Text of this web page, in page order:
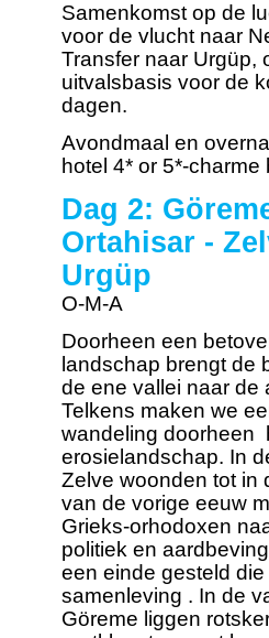
Samenkomst op de
voor de vlucht naar
Transfer naar Urgüp,
uitvalsbasis voor de
dagen.
Avondmaal en
hotel 4* or 5*-charme
Dag 2:
Ortahisar -
Urgüp
O-M-A
Doorheen een
landschap brengt de
de ene vallei naar de
Telkens maken we
wandeling doorheen
erosielandschap. In
Zelve woonden tot in
van de vorige eeuw
Grieks-orhodoxen
politiek en
een einde gesteld
samenleving . In de
Göreme liggen